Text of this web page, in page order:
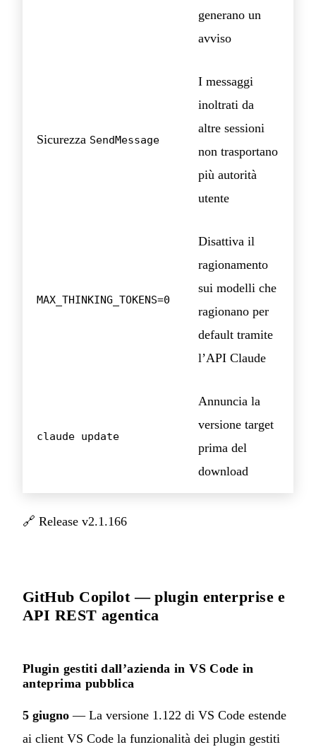
generano un
avviso
Sicurezza SendMessage
I messaggi
inoltrati da
altre sessioni
non trasportano
più autorità
utente
MAX_THINKING_TOKENS=0
Disattiva il
ragionamento
sui modelli che
ragionano per
default tramite
l’API Claude
claude update
Annuncia la
versione target
prima del
download
🔗 Release v2.1.166
GitHub Copilot — plugin enterprise e
API REST agentica
Plugin gestiti dall’azienda in VS Code in
anteprima pubblica
5 giugno — La versione 1.122 di VS Code estende
ai client VS Code la funzionalità dei plugin gestiti